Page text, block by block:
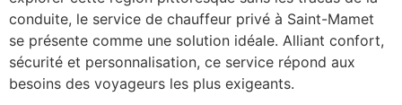
conduite, le service de chauffeur privé à Saint-Mamet
se présente comme une solution idéale. Alliant confort,
sécurité et personnalisation, ce service répond aux
besoins des voyageurs les plus exigeants.